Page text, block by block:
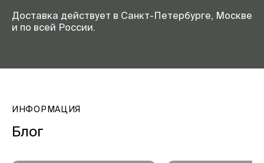
Доставка действует в Санкт-Петербурге, Москве
и по всей России.
ИНФОРМАЦИЯ
Блог